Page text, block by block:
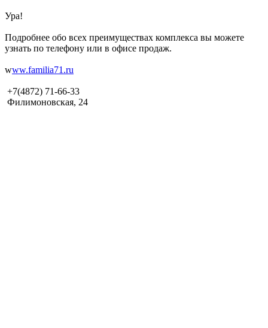
Ура!
Подробнее обо всех преимуществах комплекса вы можете
узнать по телефону или в офисе продаж.
www.familia71.ru
+7(4872) 71-66-33
Филимоновская, 24